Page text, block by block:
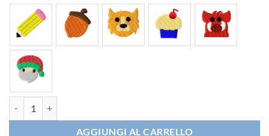
AGGIUNGI AL CARRELLO